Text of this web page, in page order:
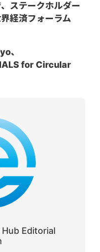
ステークホルダー
経済フォーラム
、
for Circular
Editorial